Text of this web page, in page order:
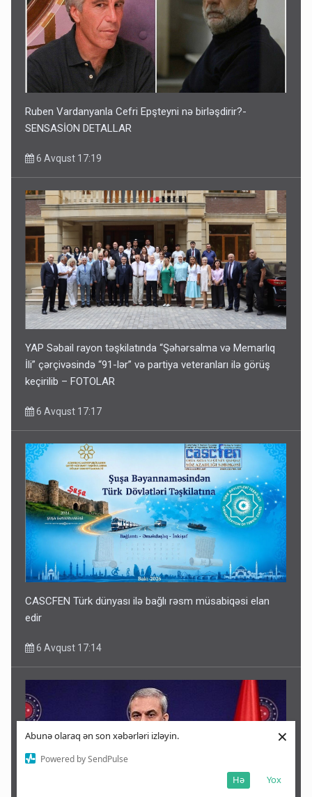
Abunə olaraq ən son xəbərləri izləyin.
Powered by SendPulse
Yox
Hə
×
Ruben Vardanyanla Cefri Epşteyni nə birləşdirir?-
SENSASİON DETALLAR
6 Avqust 17:19
YAP Səbail rayon təşkilatında “Şəhərsalma və Memarlıq
İli” çərçivəsində “91-lər” və partiya veteranları ilə görüş
keçirilib – FOTOLAR
6 Avqust 17:17
CASCFEN Türk dünyası ilə bağlı rəsm müsabiqəsi elan
edir
6 Avqust 17:14